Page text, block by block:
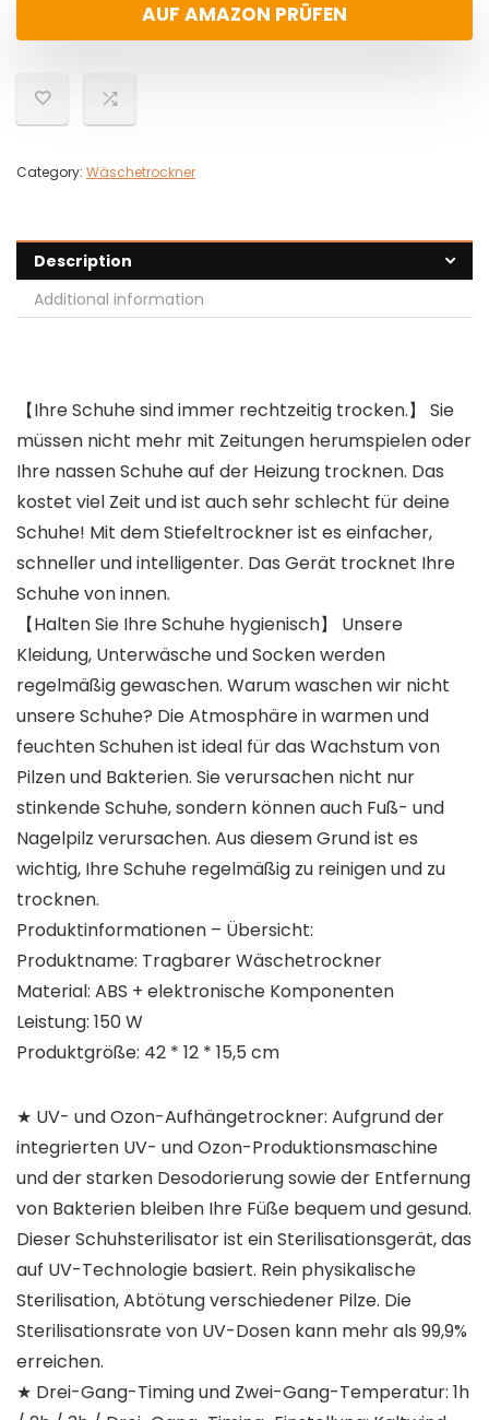
AUF AMAZON PRÜFEN
Category: Wäschetrockner
Description
Additional information
【Ihre Schuhe sind immer rechtzeitig trocken.】 Sie
müssen nicht mehr mit Zeitungen herumspielen oder
Ihre nassen Schuhe auf der Heizung trocknen. Das
kostet viel Zeit und ist auch sehr schlecht für deine
Schuhe! Mit dem Stiefeltrockner ist es einfacher,
schneller und intelligenter. Das Gerät trocknet Ihre
Schuhe von innen.
【Halten Sie Ihre Schuhe hygienisch】 Unsere
Kleidung, Unterwäsche und Socken werden
regelmäßig gewaschen. Warum waschen wir nicht
unsere Schuhe? Die Atmosphäre in warmen und
feuchten Schuhen ist ideal für das Wachstum von
Pilzen und Bakterien. Sie verursachen nicht nur
stinkende Schuhe, sondern können auch Fuß- und
Nagelpilz verursachen. Aus diesem Grund ist es
wichtig, Ihre Schuhe regelmäßig zu reinigen und zu
trocknen.
Produktinformationen – Übersicht:
Produktname: Tragbarer Wäschetrockner
Material: ABS + elektronische Komponenten
Leistung: 150 W
Produktgröße: 42 * 12 * 15,5 cm
★ UV- und Ozon-Aufhängetrockner: Aufgrund der
integrierten UV- und Ozon-Produktionsmaschine
und der starken Desodorierung sowie der Entfernung
von Bakterien bleiben Ihre Füße bequem und gesund.
Dieser Schuhsterilisator ist ein Sterilisationsgerät, das
auf UV-Technologie basiert. Rein physikalische
Sterilisation, Abtötung verschiedener Pilze. Die
Sterilisationsrate von UV-Dosen kann mehr als 99,9%
erreichen.
★ Drei-Gang-Timing und Zwei-Gang-Temperatur: 1h